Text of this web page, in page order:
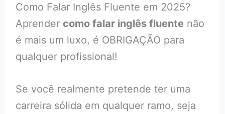
Como Falar Inglês Fluente em 2025?
Aprender como falar inglês fluente não
é mais um luxo, é OBRIGAÇÃO para
qualquer profissional!
Se você realmente pretende ter uma
carreira sólida em qualquer ramo, seja